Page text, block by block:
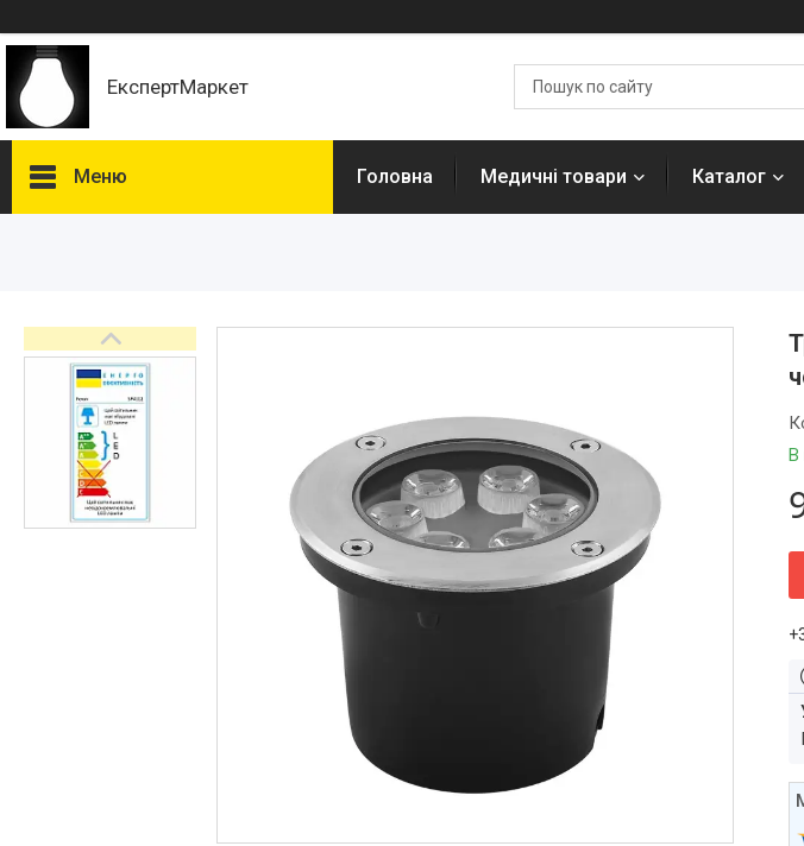
ЕкспертМаркет
Меню
Штативи для інфузій
Вуличні світильники
Електротовари комплектуючі
Нефростоми
Світильники
Кошики для літотрипсії
Акцентне освітлення
Головна Медичні товари Каталог
В